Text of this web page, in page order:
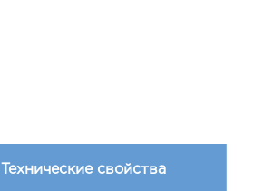
Технические свойства